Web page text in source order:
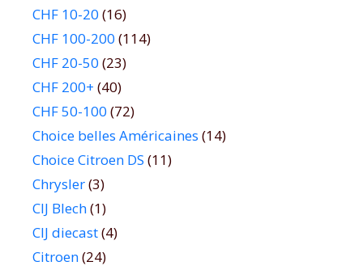
CHF 10-20 (16)
CHF 100-200 (114)
CHF 20-50 (23)
CHF 200+ (40)
CHF 50-100 (72)
Choice belles Américaines (14)
Choice Citroen DS (11)
Chrysler(3)
CIJ Blech(1)
CIJ diecast(4)
Citroen(24)